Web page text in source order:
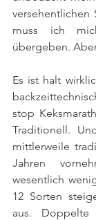
versehentlichen
muss ich
übergeben.
Es ist halt
stop
Traditionell.
mittlerweile
Jahren
wesentlich
12 Sorten
aus. Doppelte